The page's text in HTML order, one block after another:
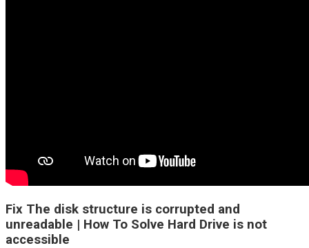
Fix The disk structure is corrupted and
unreadable | How To Solve Hard Drive is not
accessible